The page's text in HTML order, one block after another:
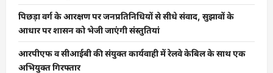
पिछड़ा वर्ग के आरक्षण पर जनप्रतिनिधियों से सीधे संवाद, सुझावों के
आधार पर शासन को भेजी जाएंगी संस्तुतियां
आरपीएफ व सीआईबी की संयुक्त कार्यवाही में रेलवे केबिल के साथ एक
अभियुक्त गिरफ्तार